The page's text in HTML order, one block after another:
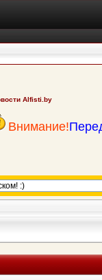
Alfisti.by
Внимание!